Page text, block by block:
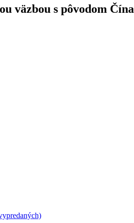
väzbou s pôvodom Čína